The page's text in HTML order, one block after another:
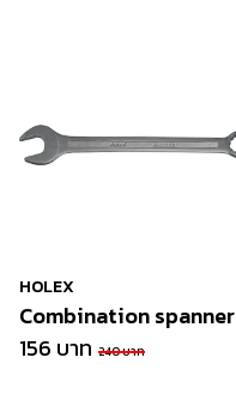
HOLEX
Combination spanner
156 บาท 240 บาท